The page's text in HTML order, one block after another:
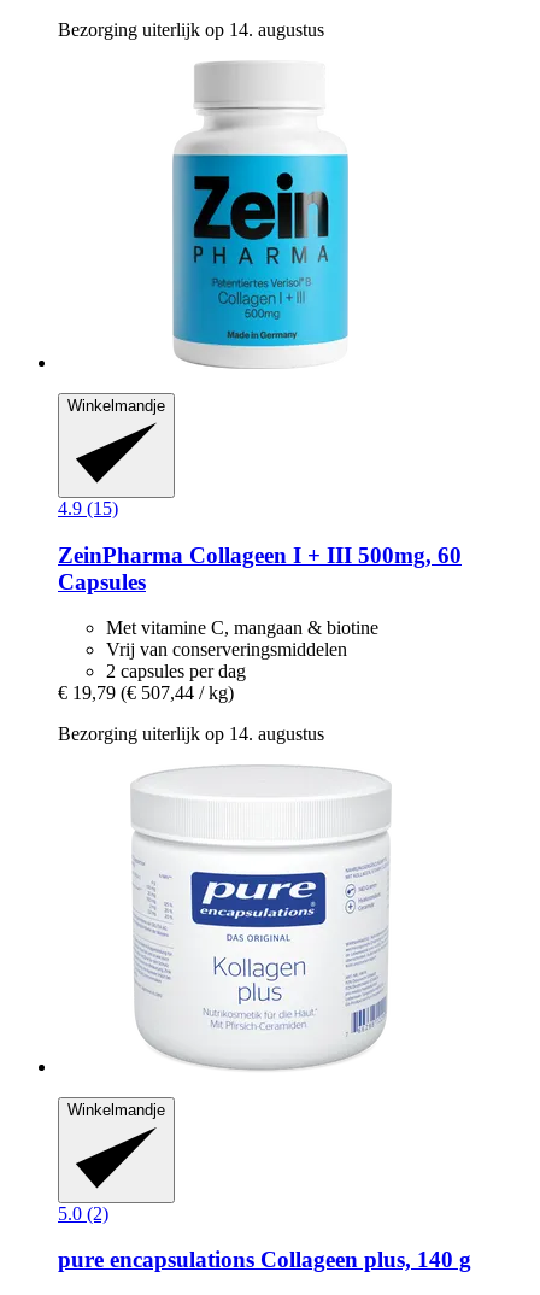
Bezorging uiterlijk op 14. augustus
Winkelmandje
4.9 (15)
ZeinPharma Collageen I + III 500mg, 60
Capsules
Met vitamine C, mangaan & biotine
Vrij van conserveringsmiddelen
2 capsules per dag
€ 19,79 (€ 507,44 / kg)
Bezorging uiterlijk op 14. augustus
Winkelmandje
5.0 (2)
pure encapsulations Collageen plus, 140 g